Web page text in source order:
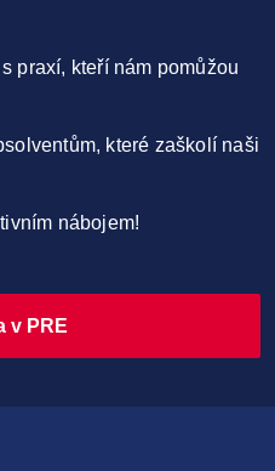
praxí, kteří nám pomůžou
které zaškolí naši
nábojem!
v PRE